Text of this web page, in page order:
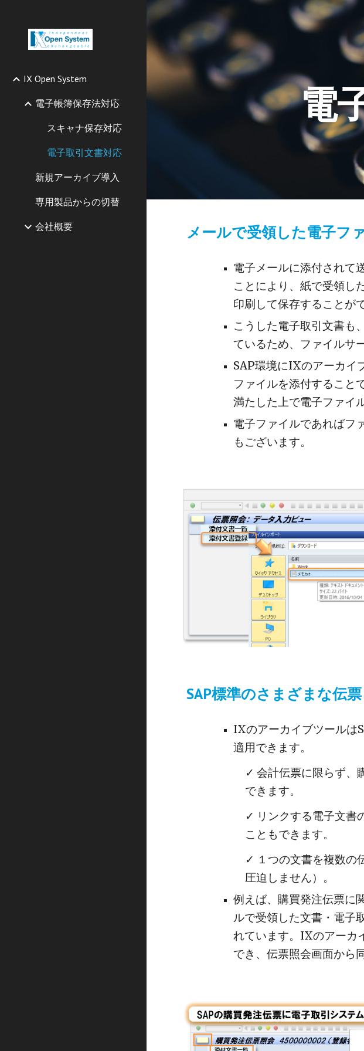
Skip to main content
IX Open System
電子帳簿保存法対応
スキャナ保存対応
電子取引文書対応
新規アーカイブ導入
専用製品からの切替
会社概要
電
メールで受領した電子フ
電子メールに添付されて
ことにより、紙で受領し
印刷して保存することが
こうした電子取引文書も
ているため、ファイルサ
SAP環境にIXのアーカイ
ファイルを添付すること
満たした上で電子ファイ
電子ファイルであればフ
もございます。
SAP標準のさまざまな伝
IXのアーカイブツールは
適用できます。
✓ 会計伝票に限らず、
できます。
✓ リンクする電子文書
こともできます。
✓ １つの文書を複数の
圧迫しません）。
例えば、購買発注伝票に
ルで受領した文書・電子
れています。IXのアーカ
でき、伝票照会画面から